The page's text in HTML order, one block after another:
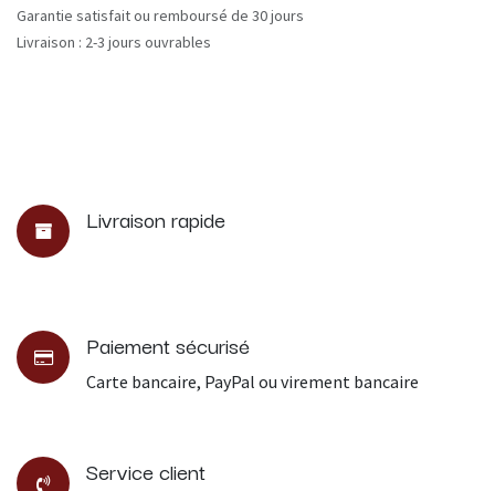
Garantie satisfait ou remboursé de 30 jours
Livraison : 2-3 jours ouvrables
Livraison rapide
Paiement sécurisé
Carte bancaire, PayPal ou virement bancaire
Service client